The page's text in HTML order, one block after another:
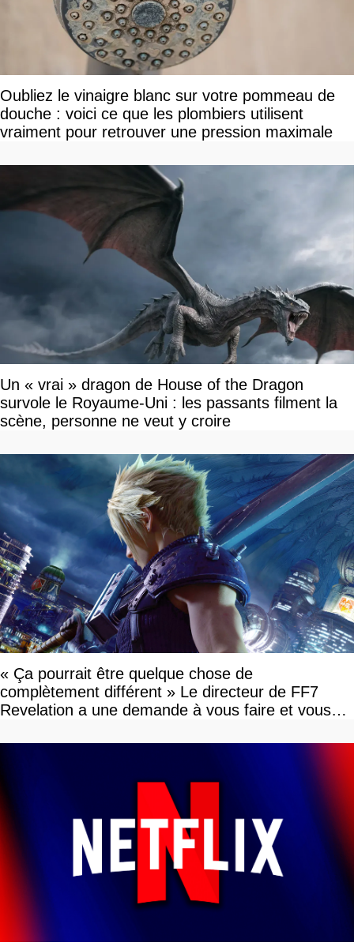
Oubliez le vinaigre blanc sur votre pommeau de
douche : voici ce que les plombiers utilisent
vraiment pour retrouver une pression maximale
Un « vrai » dragon de House of the Dragon
survole le Royaume-Uni : les passants filment la
scène, personne ne veut y croire
« Ça pourrait être quelque chose de
complètement différent » Le directeur de FF7
Revelation a une demande à vous faire et vous